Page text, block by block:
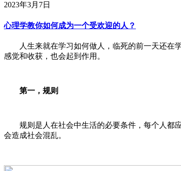
2023年3月7日
心理学教你如何成为一个受欢迎的人？
人生来就在学习如何做人，临死的前一天还在学
感觉和收获，也会起到作用。
第一，规则
规则是人在社会中生活的必要条件，每个人都应
会造成社会混乱。